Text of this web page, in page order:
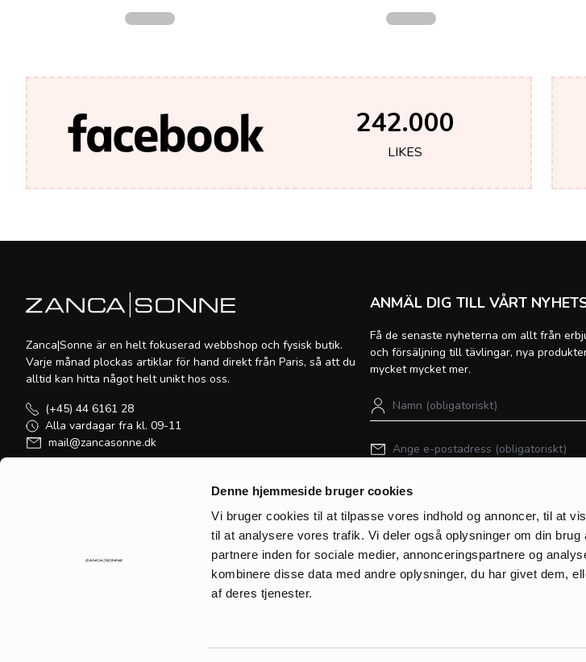
Denne hjemmeside bruger cookies
Vi bruger cookies til at tilpasse vores indhold og annoncer, til at
til at analysere vores trafik. Vi deler også oplysninger om din
partnere inden for sociale medier, annonceringspartnere og
kombinere disse data med andre oplysninger, du har givet dem,
af deres tjenester.
242.000
LIKES
Zanca|Sonne är en helt fokuserad webbshop och fysisk butik.
Varje månad plockas artiklar för hand direkt från Paris, så att du
alltid kan hitta något helt unikt hos oss.
(+45) 44 6161 28
Alla vardagar fra kl. 09-11
mail@zancasonne.dk
ANMÄL DIG TILL VÅRT
Få de senaste nyheterna om allt från
och försäljning till tävlingar, nya
mycket mycket mer.